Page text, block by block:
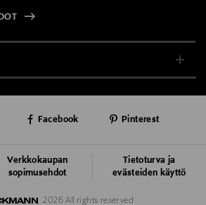
2026 All rights reserved
Verkkokaupan
sopimusehdot
Tietoturva ja
evästeiden käyttö
Facebook Pinterest